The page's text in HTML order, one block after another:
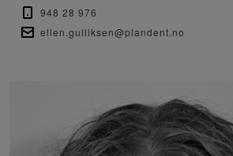
948 28 976
ellen.gulliksen@plandent.no